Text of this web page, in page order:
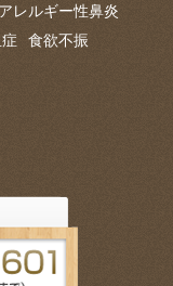
アレルギー性鼻炎
食欲不振